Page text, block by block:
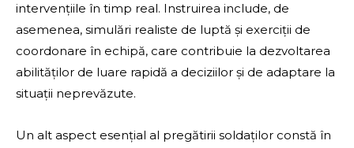
intervențiile în timp real. Instruirea include, de
asemenea, simulări realiste de luptă și exerciții de
coordonare în echipă, care contribuie la dezvoltarea
abilităților de luare rapidă a deciziilor și de adaptare la
situații neprevăzute.
Un alt aspect esențial al pregătirii soldaților constă în